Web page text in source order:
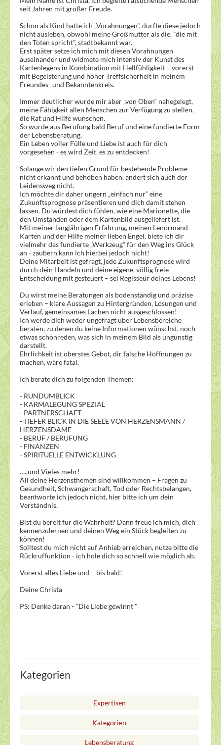
seit Jahren mit großer Freude.
Schon als Kind hatte ich „Vorahnungen", durfte diese jedoch
nicht ausleben, obwohl meine Großmutter als die, "die mit
den Toten spricht", stadtbekannt war.
Erst später setze ich mich mit diesen Vorahnungen
auseinander und widmete mich intensiv der Kunst des
Kartenlegens in Kombination mit Hellfühligkeit – vorerst
mit Begeisterung und hoher Treffsicherheit in meinem
Freundes- und Bekanntenkreis.
Immer deutlicher wurde mir aber „von Oben“ nahegelegt,
meine Fähigkeit allen Menschen zur Verfügung zu stellen,
die Rat und Hilfe wünschen.
So wurde aus Berufung bald Beruf und eine fundierte Form
der Lebensberatung.
Ein Leben voller Fülle und Liebe ist auch für dich
vorgesehen - es wird Zeit, es zu entdecken!
Solange wir den tiefen Grund für bestehende Probleme
nicht erkannt und behoben haben, ändert sich auch der
Leidensweg nicht.
Ich möchte dir daher ungern „einfach nur“ eine
Zukunftsprognose präsentieren und dich damit stehen
lassen. Du würdest dich fühlen, wie eine Marionette, die
den Umständen oder dem Kartenbild ausgeliefert ist.
Mit meiner langjährigen Erfahrung, meinen Lenormand
Karten und der Hilfe meiner lieben Engel, biete ich dir
vielmehr das fundierte „Werkzeug“ für den Weg ins Glück
an - zaubern kann ich hierbei jedoch nicht!
Deine Mitarbeit ist gefragt, jede Zukunftsprognose wird
durch dein Handeln und deine eigene, völlig freie
Entscheidung mit gesteuert – sei Regisseur deines Lebens!
Du wirst meine Beratungen als bodenständig und präzise
erleben – klare Aussagen zu Hintergründen, Lösungen und
Verlauf, gemeinsames Lachen nicht ausgeschlossen!
Ich werde dich weder ungefragt über Lebensbereiche
beraten, zu denen du keine Informationen wünschst, noch
etwas schönreden, was sich in meinem Bild als ungünstig
darstellt.
Ehrlichkeit ist oberstes Gebot, dir falsche Hoffnungen zu
machen, wäre fatal.
Ich berate dich zu folgenden Themen:
- RUNDUMBLICK
- KARMALEGUNG SPEZIAL
- PARTNERSCHAFT
- TIEFER BLICK IN DIE SEELE VON HERZENSMANN /
HERZENSDAME
- BERUF / BERUFUNG
- FINANZEN
- SPIRITUELLE ENTWICKLUNG
…..und Vieles mehr!
All deine Herzensthemen sind willkommen – Fragen zu
Gesundheit, Schwangerschaft, Tod oder Rechtsbelangen,
beantworte ich jedoch nicht, hier bitte ich um dein
Verständnis.
Bist du bereit für die Wahrheit? Dann freue ich mich, dich
kennenzulernen und deinen Weg ein Stück begleiten zu
können!
Solltest du mich nicht auf Anhieb erreichen, nutze bitte die
Rückruffunktion - ich hole dich so schnell wie möglich ab.
Vorerst alles Liebe und – bis bald!
Deine Christa
PS: Denke daran - "Die Liebe gewinnt "
Kategorien
Expertisen
Kategorien
Lebensberatung